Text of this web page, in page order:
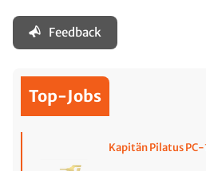
Feedback
Top-Jobs
Kapitän Pilatus